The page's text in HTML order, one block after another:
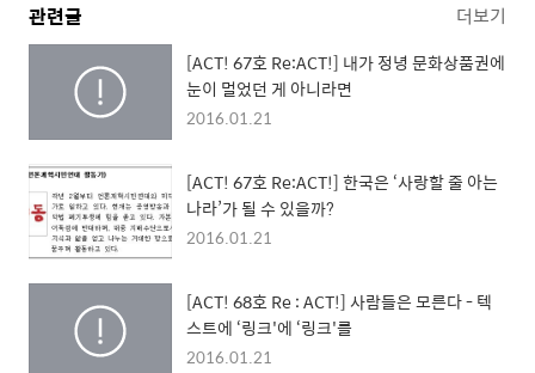
관련글 더보기
[ACT! 67호 Re:ACT!] 내가 정녕 문화상품권에
눈이 멀었던 게 아니라면
2016.01.21
[ACT! 67호 Re:ACT!] 한국은 ‘사랑할 줄 아는
나라’가 될 수 있을까?
2016.01.21
[ACT! 68호 Re : ACT!] 사람들은 모른다 - 텍
스트에 ‘링크'에 ‘링크'를
2016.01.21